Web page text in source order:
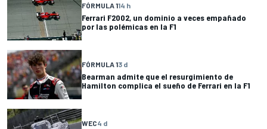
FÓRMULA 114 h
Ferrari F2002, un dominio a veces empañado
por las polémicas en la F1
FÓRMULA 13 d
Bearman admite que el resurgimiento de
Hamilton complica el sueño de Ferrari en la F1
WEC4 d